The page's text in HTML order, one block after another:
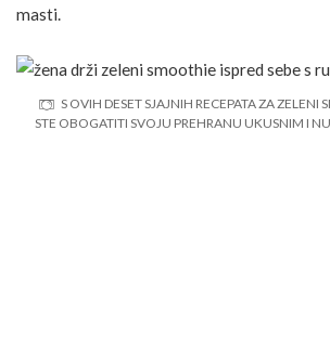
masti.
S OVIH DESET SJAJNIH RECEPATA ZA ZELENI
STE OBOGATITI SVOJU PREHRANU UKUSNIM I